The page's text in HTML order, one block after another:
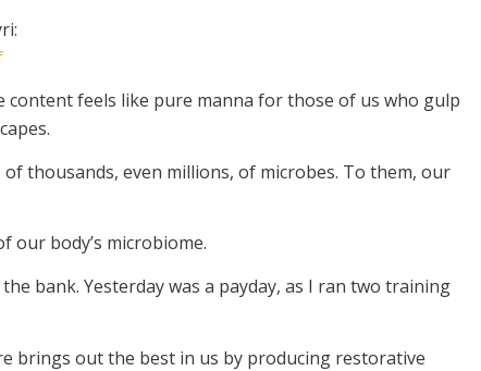
content feels like pure manna for those of us who gulp
thousands, even millions, of microbes. To them, our
our body’s microbiome.
bank. Yesterday was a payday, as I ran two training
brings out the best in us by producing restorative